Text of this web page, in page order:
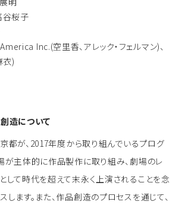
谷桜子
Inc.(空里香、アレック・フェルマン)、
衣)
造について
都が、2017年度から取り組んでいるプログ
が主体的に作品製作に取り組み、劇場のレ
して時代を超えて末永く上演されることを念
します。また、作品創造のプロセスを通じて、